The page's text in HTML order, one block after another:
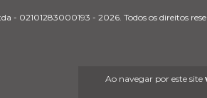
Ao navegar por este site
- 02101283000193 - 2026. Todos os direitos